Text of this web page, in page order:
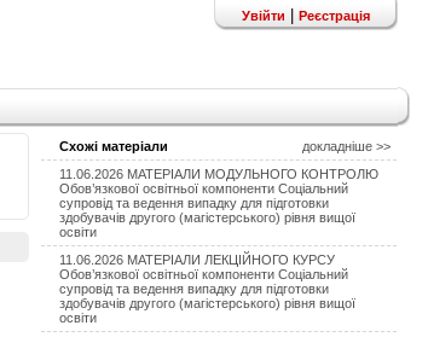
Увійти Реєстрація
Схожі матеріали
докладніше >>
11.06.2026 МАТЕРІАЛИ МОДУЛЬНОГО КОНТРОЛЮ
Обов’язкової освітньої компоненти Соціальний
супровід та ведення випадку для підготовки
здобувачів другого (магістерського) рівня вищої
освіти
11.06.2026 МАТЕРІАЛИ ЛЕКЦІЙНОГО КУРСУ
Обов’язкової освітньої компоненти Соціальний
супровід та ведення випадку для підготовки
здобувачів другого (магістерського) рівня вищої
освіти